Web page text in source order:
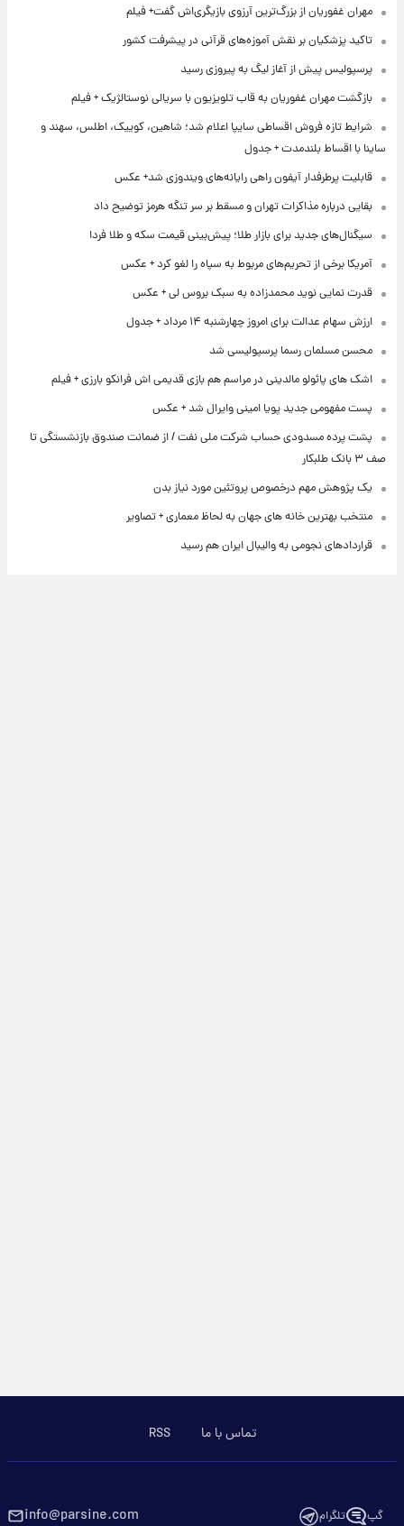
مهران غفوریان از بزرگ‌ترین آرزوی بازیگری‌اش گفت+ فیلم
تاکید پزشکیان بر نقش آموزه‌های قرآنی در پیشرفت کشور
پرسپولیس پیش از آغاز لیگ به پیروزی رسید
بازگشت مهران غفوریان به قاب تلویزیون با سریالی نوستالژیک + فیلم
شرایط تازه فروش اقساطی سایپا اعلام شد؛ شاهین، کوییک، اطلس، سهند و
ساینا با اقساط بلندمدت + جدول
قابلیت پرطرفدار آیفون راهی رایانه‌های ویندوزی شد+ عکس
بقایی درباره مذاکرات تهران و مسقط بر سر تنگه هرمز توضیح داد
سیگنال‌های جدید برای بازار طلا؛ پیش‌بینی قیمت سکه و طلا فردا
آمریکا برخی از تحریم‌های مربوط به سپاه را لغو کرد + عکس
قدرت نمایی نوید محمدزاده به سبک بروس لی + عکس
ارزش سهام عدالت برای امروز چهارشنبه ۱۴ مرداد + جدول
محسن مسلمان رسما پرسپولیسی شد
اشک های پائولو مالدینی در مراسم هم بازی قدیمی اش فرانکو بارزی + فیلم
پست مفهومی جدید پویا امینی وایرال شد + عکس
پشت پرده‌ مسدودی حساب شرکت ملی نفت / از ضمانت صندوق بازنشستگی تا
صف ۳ بانک طلبکار
یک پژوهش مهم درخصوص پروتئین مورد نیاز بدن
منتخب بهترین خانه های جهان به لحاظ معماری + تصاویر
قراردادهای نجومی به والیبال ایران هم رسید
تماس با ما RSS
گپ تلگرام info@parsine.com